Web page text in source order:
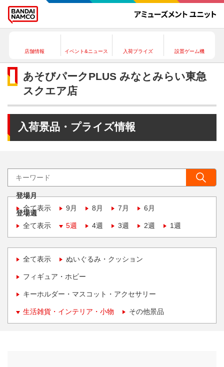
店舗情報 イベント&ニュース 入荷プライズ 設置ゲーム機
あそびパークPLUS みなとみらい東急
スクエア店
入荷景品・プライズ情報
登場月
全て表示
9月 8月 7月 6月
登場週
全て表示
5週 4週 3週 2週 1週
全て表示 ぬいぐるみ・クッション
フィギュア・ホビー
キーホルダー・マスコット・アクセサリー
生活雑貨・インテリア・小物 その他景品